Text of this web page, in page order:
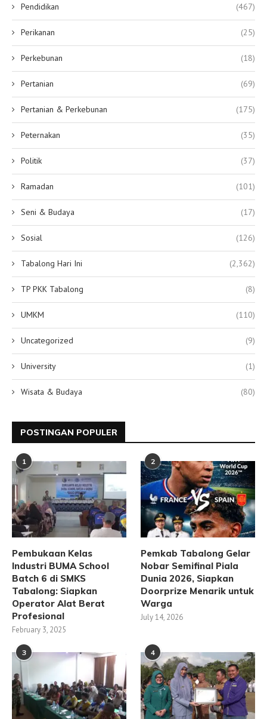
Pendidikan (467)
Perikanan (25)
Perkebunan (18)
Pertanian (69)
Pertanian & Perkebunan (175)
Peternakan (35)
Politik (37)
Ramadan (101)
Seni & Budaya (17)
Sosial (126)
Tabalong Hari Ini (2,362)
TP PKK Tabalong (8)
UMKM (110)
Uncategorized (9)
University (1)
Wisata & Budaya (80)
POSTINGAN POPULER
1
Pembukaan Kelas
Industri BUMA School
Batch 6 di SMKS
Tabalong: Siapkan
Operator Alat Berat
Profesional
February 3, 2025
2
Pemkab Tabalong Gelar
Nobar Semifinal Piala
Dunia 2026, Siapkan
Doorprize Menarik untuk
Warga
July 14, 2026
3 4